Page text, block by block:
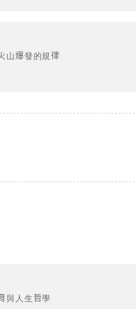
山爆發的規律
與人生哲學